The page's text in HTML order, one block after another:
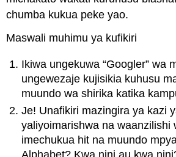
chumba kukua peke yao.
Maswali muhimu ya kufikiri
Ikiwa ungekuwa “Googler” wa
ungewezaje kujisikia kuhusu
muundo wa shirika katika
Je! Unafikiri mazingira ya kazi
yaliyoimarishwa na waanzilishi
imechukua hit na muundo